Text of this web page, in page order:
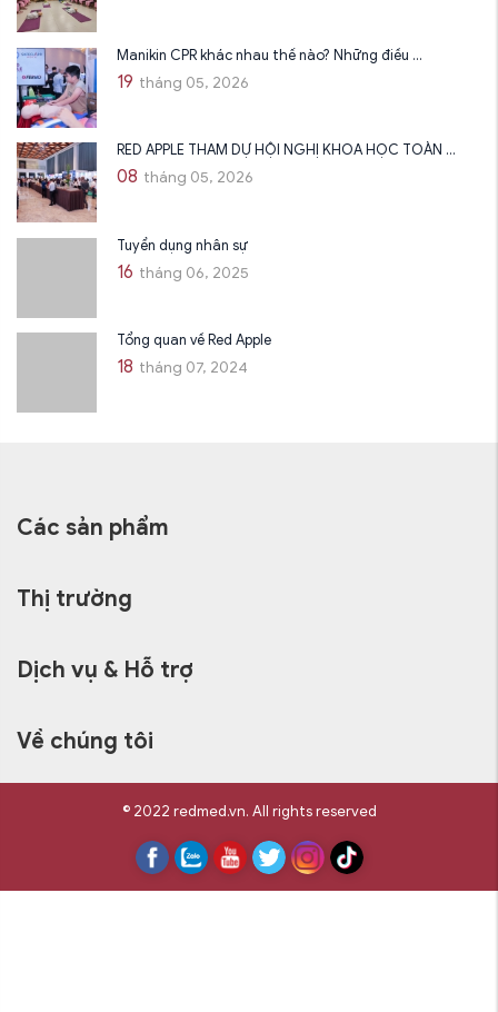
Manikin CPR khác nhau thế nào? Những điều ...
19 tháng 05, 2026
RED APPLE THAM DỰ HỘI NGHỊ KHOA HỌC TOÀN ...
08 tháng 05, 2026
Tuyển dụng nhân sự
16 tháng 06, 2025
Tổng quan về Red Apple
18 tháng 07, 2024
Các sản phẩm
Thị trường
Dịch vụ & Hỗ trợ
Về chúng tôi
© 2022 redmed.vn. All rights reserved